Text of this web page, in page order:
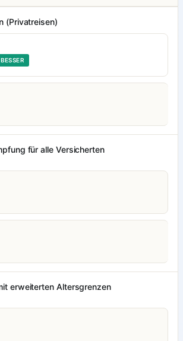
(Privatreisen)
für alle Versicherten
erweiterten Altersgrenzen